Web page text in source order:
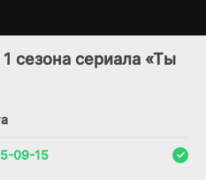
(2017)
сезона сериала «Ты
09-15